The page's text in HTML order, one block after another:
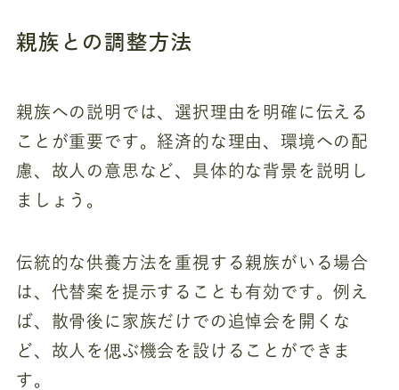
親族との調整方法
親族への説明では、選択理由を明確に伝える
ことが重要です。経済的な理由、環境への配
慮、故人の意思など、具体的な背景を説明し
ましょう。
伝統的な供養方法を重視する親族がいる場合
は、代替案を提示することも有効です。例え
ば、散骨後に家族だけでの追悼会を開くな
ど、故人を偲ぶ機会を設けることができま
す。